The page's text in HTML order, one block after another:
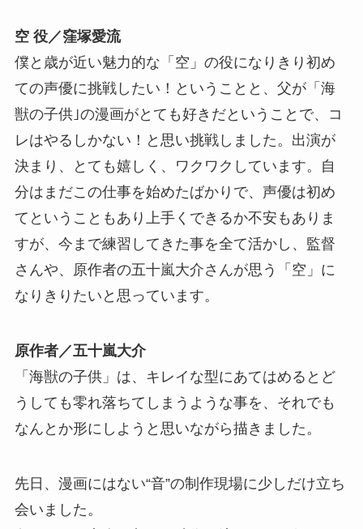
空 役／窪塚愛流
僕と歳が近い魅力的な「空」の役になりきり初め
ての声優に挑戦したい！ということと、父が「海
獣の子供｣の漫画がとても好きだということで、コ
レはやるしかない！と思い挑戦しました。出演が
決まり、とても嬉しく、ワクワクしています。自
分はまだこの仕事を始めたばかりで、声優は初め
てということもあり上手くできるか不安もありま
すが、今まで練習してきた事を全て活かし、監督
さんや、原作者の五十嵐大介さんが思う「空」に
なりきりたいと思っています。
原作者／五十嵐大介
「海獣の子供」は、キレイな型にあてはめるとど
うしても零れ落ちてしまうような事を、それでも
なんとか形にしようと思いながら描きました。
先日、漫画にはない“音”の制作現場に少しだけ立ち
会いました。